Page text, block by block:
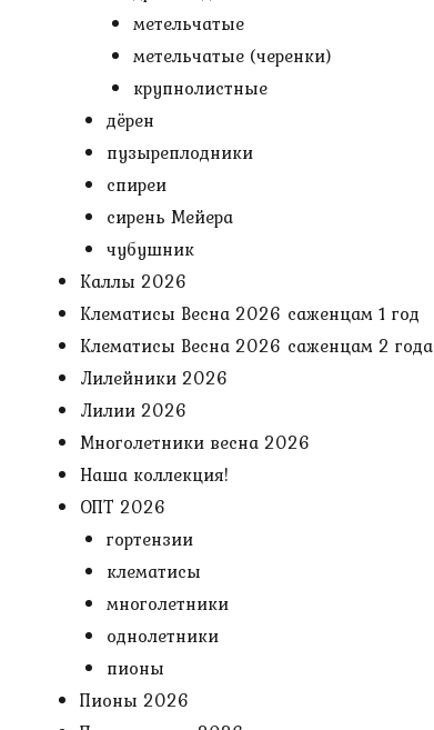
метельчатые
метельчатые (черенки)
крупнолистные
дёрен
пузыреплодники
спиреи
сирень Мейера
чубушник
Каллы 2026
Клематисы Весна 2026 саженцам 1 год
Клематисы Весна 2026 саженцам 2 года
Лилейники 2026
Лилии 2026
Многолетники весна 2026
Наша коллекция!
ОПТ 2026
гортензии
клематисы
многолетники
однолетники
пионы
Пионы 2026